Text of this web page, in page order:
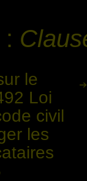
le
Loi
civil
les